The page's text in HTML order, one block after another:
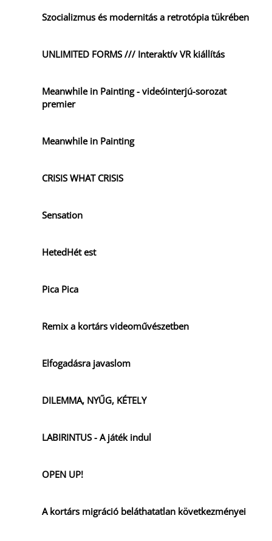
Szocializmus és modernitás a retrotópia tükrében
UNLIMITED FORMS /// Interaktív VR kiállítás
Meanwhile in Painting - videóinterjú-sorozat
premier
Meanwhile in Painting
CRISIS WHAT CRISIS
Sensation
HetedHét est
Pica Pica
Remix a kortárs videoművészetben
Elfogadásra javaslom
DILEMMA, NYŰG, KÉTELY
LABIRINTUS - A játék indul
OPEN UP!
A kortárs migráció beláthatatlan következményei